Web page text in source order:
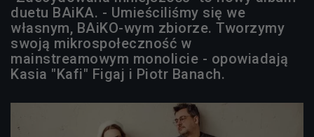
duetu BAiKA. - Umieściliśmy się we
własnym, BAiKO-wym zbiorze. Tworzymy
swoją mikrospołeczność w
mainstreamowym monolicie - opowiadają
Kasia "Kafi" Figaj i Piotr Banach.